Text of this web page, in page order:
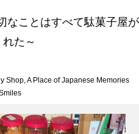
ことはすべて駄菓子屋が
た～
Shop, A Place of Japanese Memories